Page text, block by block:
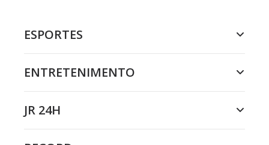
ESPORTES
ENTRETENIMENTO
JR 24H